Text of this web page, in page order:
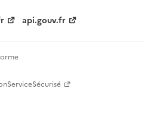
api.gouv.fr